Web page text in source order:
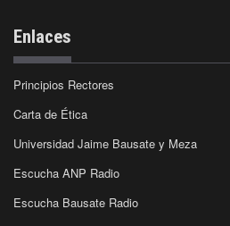
Enlaces
Principios Rectores
Carta de Ética
Universidad Jaime Bausate y Meza
Escucha ANP Radio
Escucha Bausate Radio